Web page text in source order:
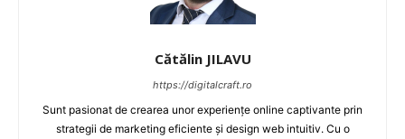
Cătălin JILAVU
https://digitalcraft.ro
Sunt pasionat de crearea unor experiențe online captivante prin
strategii de marketing eficiente și design web intuitiv. Cu o